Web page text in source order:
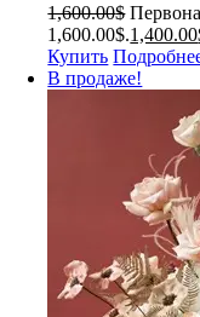
1,600.00$
1,600.00$.1,400.00
Купить
В продаже!